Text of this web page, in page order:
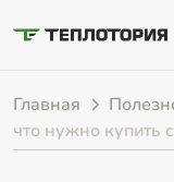
Главная
что нужно купить